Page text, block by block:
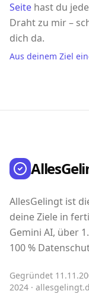
Seite hast du
Draht zu mir –
dich da.
Aus deinem Ziel
AllesGelingt ist
deine Ziele in
Gemini AI, über
100 %
Gegründet
2024 ·